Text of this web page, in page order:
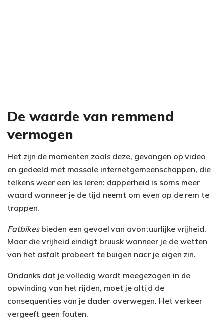
De waarde van remmend
vermogen
Het zijn de momenten zoals deze, gevangen op video
en gedeeld met massale internetgemeenschappen, die
telkens weer een les leren: dapperheid is soms meer
waard wanneer je de tijd neemt om even op de rem te
trappen.
Fatbikesbieden een gevoel van avontuurlijke vrijheid.
Maar die vrijheid eindigt bruusk wanneer je de wetten
van het asfalt probeert te buigen naar je eigen zin.
Ondanks dat je volledig wordt meegezogen in de
opwinding van het rijden, moet je altijd de
consequenties van je daden overwegen. Het verkeer
vergeeft geen fouten.